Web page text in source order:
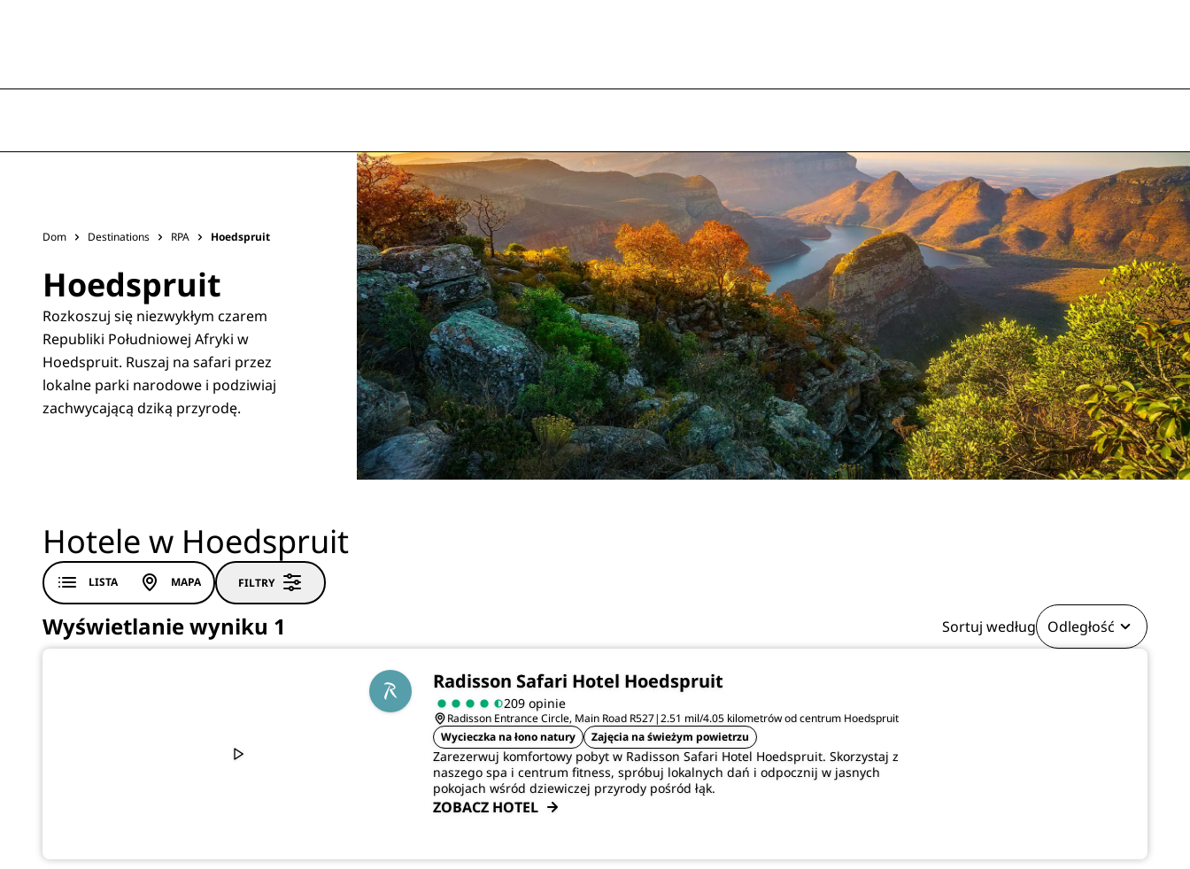
Dom Destinations RPA Hoedspruit
Hoedspruit
Rozkoszuj się niezwykłym czarem
Republiki Południowej Afryki w
Hoedspruit. Ruszaj na safari przez
lokalne parki narodowe i podziwiaj
zachwycającą dziką przyrodę.
Hotele w Hoedspruit
LISTA MAPA FILTRY
Wyświetlanie wyniku 1 Sortuj według Odległość
Radisson Safari Hotel Hoedspruit
209 opinie
Radisson Entrance Circle, Main Road R527|2.51 mil/4.05 kilometrów od centrum Hoedspruit
Wycieczka na łono natury
Zajęcia na świeżym powietrzu
Zarezerwuj komfortowy pobyt w Radisson Safari Hotel Hoedspruit. Skorzystaj z
naszego spa i centrum fitness, spróbuj lokalnych dań i odpocznij w jasnych
pokojach wśród dziewiczej przyrody pośród łąk.
ZOBACZ HOTEL